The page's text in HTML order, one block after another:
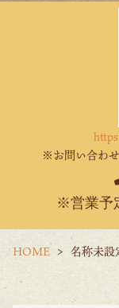
※お問い合わ
※営業予
HOME 名称未設